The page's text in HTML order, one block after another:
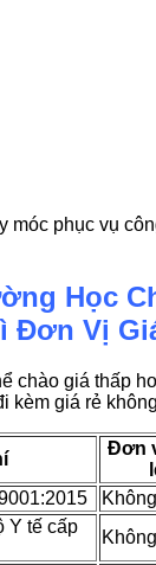
móc phục vụ
Học
Đơn Vị
chào giá thấp
kèm giá rẻ
Đơn
Không
Y tế cấp